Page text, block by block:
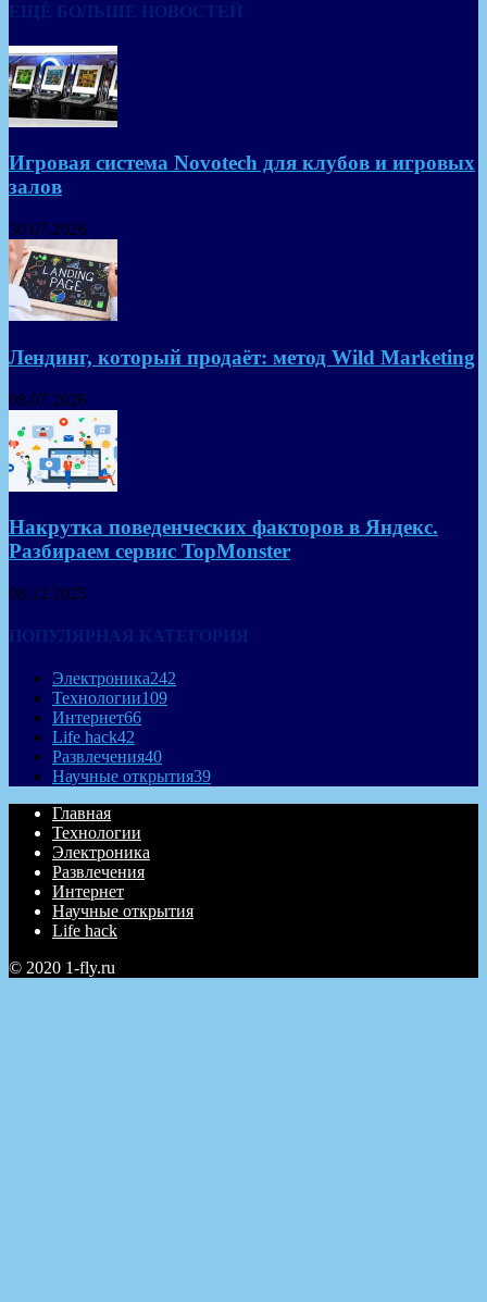
ЕЩЁ БОЛЬШЕ НОВОСТЕЙ
Игровая система Novotech для клубов и игровых
залов
30.07.2026
Лендинг, который продаёт: метод Wild Marketing
08.07.2026
Накрутка поведенческих факторов в Яндекс.
Разбираем сервис TopMonster
08.12.2025
ПОПУЛЯРНАЯ КАТЕГОРИЯ
Электроника242
Технологии109
Интернет66
Life hack42
Развлечения40
Научные открытия39
Главная
Технологии
Электроника
Развлечения
Интернет
Научные открытия
Life hack
© 2020 1-fly.ru